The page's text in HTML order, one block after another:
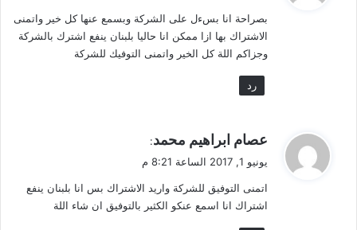
ل
بصراحة انا بسءل على الشركة وبسمع عنها كل خير واتمنى
الاشتراك بها ازا ممكن انا حاليا بلبنان ينفع اشترك بالشركة
وجزاكم اللة كل الخير واتمنى التوفيك للشركة
رد
ي
ل
عصام ابراهيم محمد:
يونيو 1, 2017 الساعة 8:21 م
اتمنى التوفيق للشركة واريد الاشتراك بس انا بلبنان ينفع
اشتراك انا اسمع عنكو الكثير بالتوفيق ان شاء اللة